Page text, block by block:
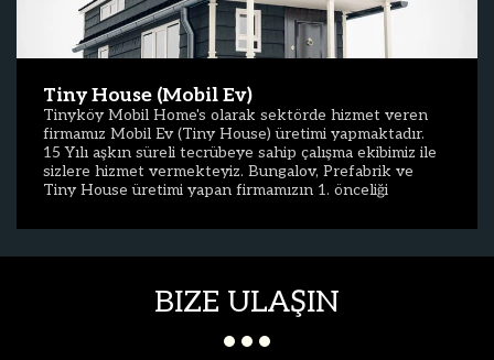
sağlıklı teslimatlar yapıyoruz. Doğa içerisinde tamamen
organik bahçe alanları ve ekin yapılacak alanlar
oluşturuyoruz.
Tiny House (Mobil Ev)
Tinyköy Mobil Home's olarak sektörde hizmet veren
firmamız Mobil Ev (Tiny House) üretimi yapmaktadır.
15 Yılı aşkın süreli tecrübeye sahip çalışma ekibimiz ile
sizlere hizmet vermekteyiz. Bungalov, Prefabrik ve
Tiny House üretimi yapan firmamızın 1. önceliği
beraber doğru hizmet anlayışı ile tüketicisine
BIZE ULAŞIN